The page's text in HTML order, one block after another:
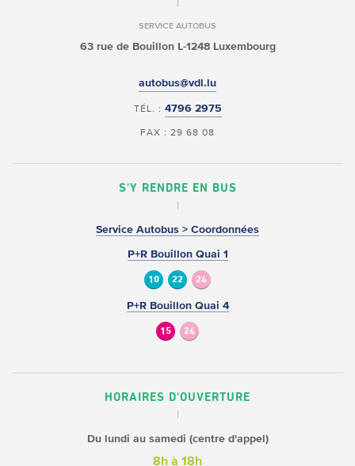
SERVICE AUTOBUS
63 rue de BouillonL-1248 Luxembourg
autobus@vdl.lu
TÉL. : 4796 2975
FAX : 29 68 08
S'Y RENDRE EN BUS
Service Autobus > Coordonnées
P+R Bouillon Quai 1
10 22 24
P+R Bouillon Quai 4
15 24
HORAIRES D'OUVERTURE
Du lundi au samedi (centre d'appel)
8h à 18h